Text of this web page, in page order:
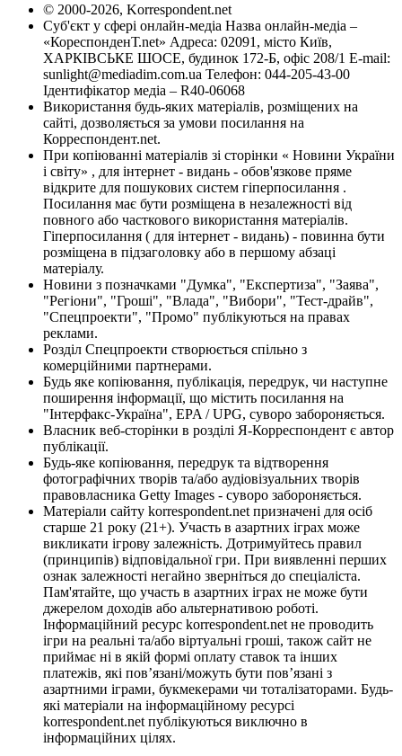
© 2000-2026, Korrespondent.net
Суб'єкт у сфері онлайн-медіа Назва онлайн-медіа –
«КореспонденТ.net» Адреса: 02091, місто Київ,
ХАРКІВСЬКЕ ШОСЕ, будинок 172-Б, офіс 208/1 E-mail:
sunlight@mediadim.com.ua Телефон: 044-205-43-00
Ідентифікатор медіа – R40-06068
Використання будь-яких матеріалів, розміщених на
сайті, дозволяється за умови посилання на
Корреспондент.net.
При копіюванні матеріалів зі сторінки « Новини України
і світу» , для інтернет - видань - обов'язкове пряме
відкрите для пошукових систем гіперпосилання .
Посилання має бути розміщена в незалежності від
повного або часткового використання матеріалів.
Гіперпосилання ( для інтернет - видань) - повинна бути
розміщена в підзаголовку або в першому абзаці
матеріалу.
Новини з позначками "Думка", "Експертиза", "Заява",
"Регіони", "Гроші", "Влада", "Вибори", "Тест-драйв",
"Спецпроекти", "Промо" публікуються на правах
реклами.
Розділ Спецпроекти створюється спільно з
комерційними партнерами.
Будь яке копіювання, публікація, передрук, чи наступне
поширення інформації, що містить посилання на
"Інтерфакс-Україна", EPA / UPG, суворо забороняється.
Власник веб-сторінки в розділі Я-Корреспондент є автор
публікації.
Будь-яке копіювання, передрук та відтворення
фотографічних творів та/або аудіовізуальних творів
правовласника Getty Images - суворо забороняється.
Матеріали сайту korrespondent.net призначені для осіб
старше 21 року (21+). Участь в азартних іграх може
викликати ігрову залежність. Дотримуйтесь правил
(принципів) відповідальної гри. При виявленні перших
ознак залежності негайно зверніться до спеціаліста.
Пам'ятайте, що участь в азартних іграх не може бути
джерелом доходів або альтернативою роботі.
Інформаційний ресурс korrespondent.net не проводить
ігри на реальні та/або віртуальні гроші, також сайт не
приймає ні в якій формі оплату ставок та інших
платежів, які пов’язані/можуть бути пов’язані з
азартними іграми, букмекерами чи тоталізаторами. Будь-
які матеріали на інформаційному ресурсі
korrespondent.net публікуються виключно в
інформаційних цілях.